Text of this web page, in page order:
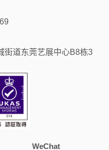
街道东莞艺展中心B8栋3
WeChat